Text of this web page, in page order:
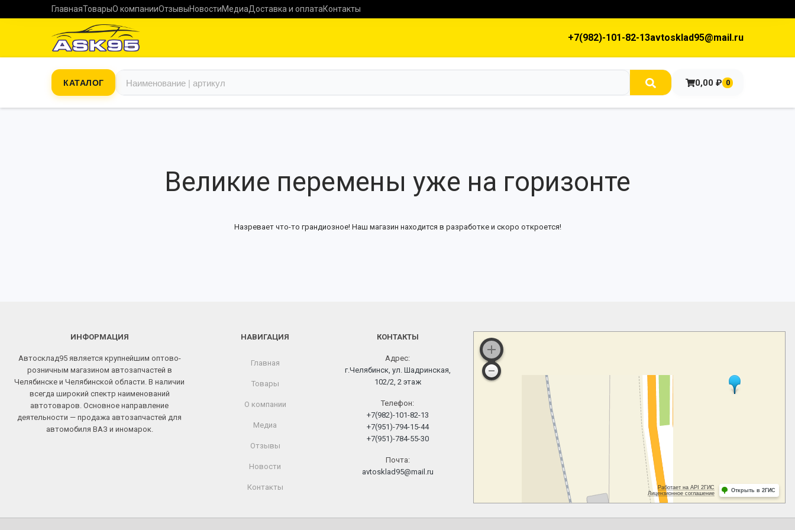
ГлавнаяТоварыО компанииОтзывыНовостиМедиаДоставка и оплатаКонтакты
+7(982)-101-82-13avtosklad95@mail.ru
КАТАЛОГ 0,00 ₽ 0
Великие перемены уже на горизонте
Назревает что-то грандиозное! Наш магазин находится в разработке и скоро откроется!
ИНФОРМАЦИЯ
Автосклад95 является крупнейшим оптово-
розничным магазином автозапчастей в
Челябинске и Челябинской области. В наличии
всегда широкий спектр наименований
автотоваров. Основное направление
деятельности — продажа автозапчастей для
автомобиля ВАЗ и иномарок.
НАВИГАЦИЯ
Главная
Товары
О компании
Медиа
Отзывы
Новости
Контакты
КОНТАКТЫ
Адрес:
г.Челябинск, ул. Шадринская,
102/2, 2 этаж
Телефон:
+7(982)-101-82-13
+7(951)-794-15-44
+7(951)-784-55-30
Почта:
avtosklad95@mail.ru